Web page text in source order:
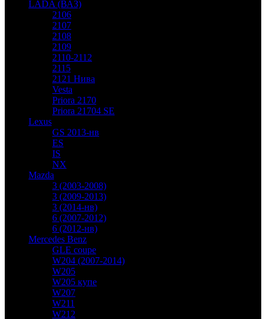
LADA (ВАЗ)
2106
2107
2108
2109
2110-2112
2115
2121 Нива
Vesta
Priora 2170
Priora 21704 SE
Lexus
GS 2013-нв
ES
IS
NX
Mazda
3 (2003-2008)
3 (2009-2013)
3 (2014-нв)
6 (2007-2012)
6 (2012-нв)
Mercedes Benz
GLE coupe
W204 (2007-2014)
W205
W205 купе
W207
W211
W212